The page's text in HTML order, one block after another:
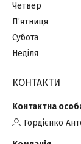
Четвер
Пʼятниця
Субота
Неділя
КОНТАКТИ
Гордієнко